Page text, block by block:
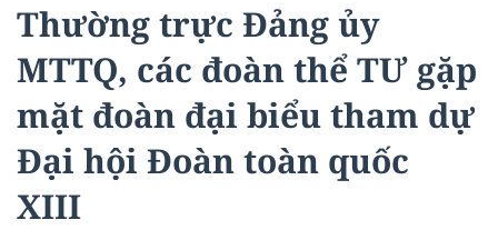
Thường trực Đảng ủy
MTTQ, các đoàn thể TƯ gặp
mặt đoàn đại biểu tham dự
Đại hội Đoàn toàn quốc
XIII